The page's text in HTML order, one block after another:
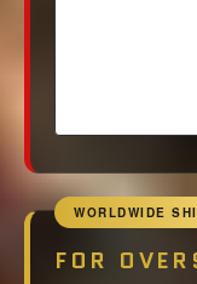
WORLDWIDE
FOR